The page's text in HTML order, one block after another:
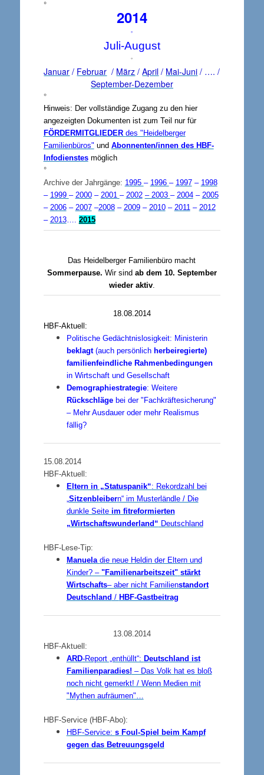
°
2014
°
Juli-August
°
Januar / Februar / März /April / Mai-Juni / …. /
September-Dezember
°
Hinweis: Der vollständige Zugang zu den hier
angezeigten Dokumenten ist zum Teil nur für
FÖRDERMITGLIEDER des "Heidelberger
Familienbüros" und Abonnenten/innen des HBF-
Infodienstes möglich
°
Archive der Jahrgänge: 1995 – 1996 – 1997– 1998
– 1999 – 2000– 2001 – 2002 – 2003 – 2004– 2005
– 2006– 2007–2008– 2009– 2010– 2011– 2012
– 2013…. 2015
Das Heidelberger Familienbüro macht
Sommerpause. Wir sind ab dem 10. September
wieder aktiv.
18.08.2014
HBF-Aktuell:
Politische Gedächtnislosigkeit: Ministerin
beklagt(auch persönlich herbeiregierte)
familienfeindliche Rahmenbedingungen
in Wirtschaft und Gesellschaft
Demographiestrategie: Weitere
Rückschlägebei der "Fachkräftesicherung"
– Mehr Ausdauer oder mehr Realismus
fällig?
15.08.2014
HBF-Aktuell:
Eltern in „Statuspanik“: Rekordzahl bei
„Sitzenbleibern“ im Musterländle / Die
dunkle Seite im fitreformierten
„Wirtschaftswunderland“ Deutschland
HBF-Lese-Tip:
Manuela die neue Heldin der Eltern und
Kinder? – "Familienarbeitszeit" stärkt
Wirtschafts– aber nicht Familienstandort
Deutschland / HBF-Gastbeitrag
13.08.2014
HBF-Aktuell:
ARD-Report „enthüllt“: Deutschland ist
Familienparadies! – Das Volk hat es bloß
noch nicht gemerkt! / Wenn Medien mit
"Mythen aufräumen"…
HBF-Service (HBF-Abo):
HBF-Service: s Foul-Spiel beim Kampf
gegen das Betreuungsgeld